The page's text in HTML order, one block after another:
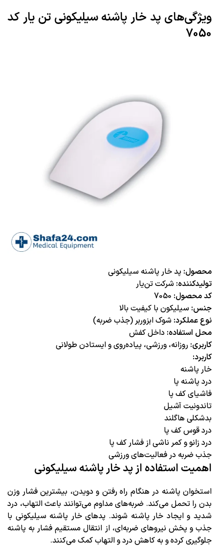
ویژگی‌های پد خار پاشنه سیلیکونی تن یار کد
7050
محصول: پد خار پاشنه سیلیکونی
تولیدکننده: شرکت تن‌یار
کد محصول:
جنس: سیلیکون با کیفیت بالا
نوع عملکرد: شوک ابزوربر (جذب ضربه)
محل استفاده: داخل کفش
کاربری: روزانه، ورزشی، پیاده‌روی و ایستادن طولانی
کاربرد:
خار پاشنه
درد پاشنه پا
فاشیای کف پا
تاندونیت آشیل
بدشکلی هاگلند
درد قوس کف پا
درد زانو و کمر ناشی از فشار کف پا
جذب ضربه در فعالیت‌های ورزشی
اهمیت استفاده از پد خار پاشنه سیلیکونی
استخوان پاشنه در هنگام راه رفتن و دویدن، بیشترین فشار وزن
بدن را تحمل می‌کند. ضربه‌های مداوم می‌توانند باعث التهاب، درد
شدید و ایجاد خار پاشنه شوند. پدهای خار پاشنه سیلیکونی با
جذب و پخش نیروهای ضربه‌ای، از انتقال مستقیم فشار به پاشنه
جلوگیری کرده و به کاهش درد و التهاب کمک می‌کنند.